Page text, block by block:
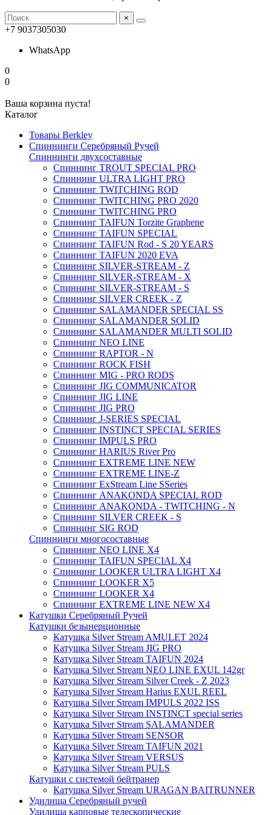
×
+7 9037305030
WhatsApp
0
0
Ваша корзина пуста!
Каталог
Товары Berkley
Спиннинги Серебряный Ручей
Спиннинги двухсоставные
Спиннинг TROUT SPECIAL PRO
Спиннинг ULTRA LIGHT PRO
Спиннинг TWITCHING ROD
Спиннинг TWITCHING PRO 2020
Спиннинг TWITCHING PRO
Спиннинг TAIFUN Torzite Graphene
Спиннинг TAIFUN SPECIAL
Спиннинг TAIFUN Rod - S 20 YEARS
Спиннинг TAIFUN 2020 EVA
Спиннинг SILVER-STREAM - Z
Спиннинг SILVER-STREAM - X
Спиннинг SILVER-STREAM - S
Спиннинг SILVER CREEK - Z
Спиннинг SALAMANDER SPECIAL SS
Спиннинг SALAMANDER SOLID
Спиннинг SALAMANDER MULTI SOLID
Спиннинг NEO LINE
Спиннинг RAPTOR - N
Спиннинг ROCK FISH
Спиннинг MIG - PRO RODS
Спиннинг JIG COMMUNICATOR
Спиннинг JIG LINE
Спиннинг JIG PRO
Спиннинг J-SERIES SPECIAL
Спиннинг INSTINCT SPECIAL SERIES
Спиннинг IMPULS PRO
Спиннинг HARIUS River Pro
Спиннинг EXTREME LINE NEW
Спиннинг EXTREME LINE-Z
Спиннинг ExStream Line SSeries
Спиннинг ANAKONDA SPECIAL ROD
Спиннинг ANAKONDA - TWITCHING - N
Спиннинг SILVER CREEK - S
Спиннинг SIG ROD
Спиннинги многосоставные
Спиннинг NEO LINE X4
Спиннинг TAIFUN SPECIAL X4
Спиннинг LOOKER ULTRA LIGHT X4
Спиннинг LOOKER X5
Спиннинг LOOKER X4
Спиннинг EXTREME LINE NEW X4
Катушки Серебряный Ручей
Катушки безынерционные
Катушка Silver Stream AMULET 2024
Катушка Silver Stream JIG PRO
Катушка Silver Stream TAIFUN 2024
Катушка Silver Stream NEO LINE EXUL 142gr
Катушка Silver Stream Silver Creek - Z 2023
Катушка Silver Stream Harius EXUL REEL
Катушка Silver Stream IMPULS 2022 ISS
Катушка Silver Stream INSTINCT special series
Катушка Silver Stream SALAMANDER
Катушка Silver Stream SENSOR
Катушка Silver Stream TAIFUN 2021
Катушка Silver Stream VERSUS
Катушка Silver Stream PULS
Катушки с системой бейтранер
Катушка Silver Stream URAGAN BAITRUNNER
Удилища Серебряный ручей
Удилища карповые телескопические